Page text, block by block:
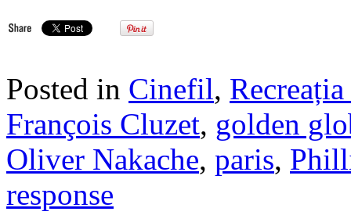
Posted in Cinefil,
François Cluzet, golden
Oliver Nakache, paris,
response